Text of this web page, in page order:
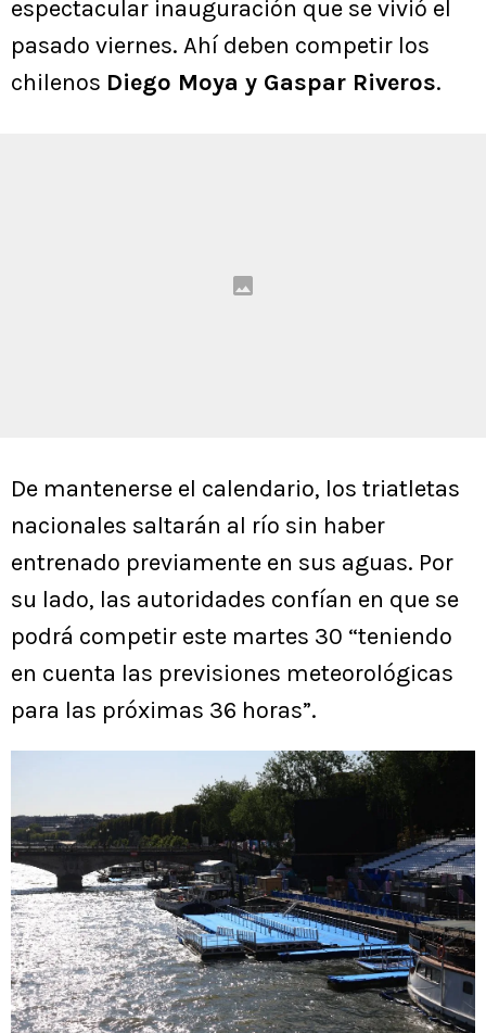
espectacular inauguración que se vivió el
pasado viernes. Ahí deben competir los
chilenos Diego Moya y Gaspar Riveros.
De mantenerse el calendario, los triatletas
nacionales saltarán al río sin haber
entrenado previamente en sus aguas. Por
su lado, las autoridades confían en que se
podrá competir este martes 30 “teniendo
en cuenta las previsiones meteorológicas
para las próximas 36 horas”.